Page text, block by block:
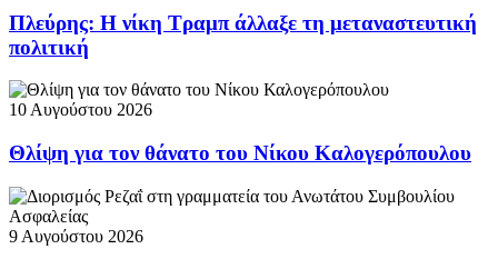
Πλεύρης: Η νίκη Τραμπ άλλαξε τη μεταναστευτική
πολιτική
10 Αυγούστου 2026
Θλίψη για τον θάνατο του Νίκου Καλογερόπουλου
9 Αυγούστου 2026